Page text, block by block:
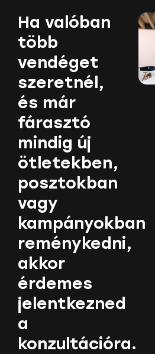
Ha valóban
több
vendéget
szeretnél,
és már
fárasztó
mindig új
ötletekben,
posztokban
vagy
kampányokban
reménykedni,
akkor
érdemes
jelentkezned
a
konzultációra.